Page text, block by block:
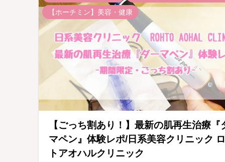
【ホーチミン】美容・健康
【ごっち割あり！】最新の肌再生治療『
マペン』体験レポ/日系美容クリニック
トアオハルクリニック